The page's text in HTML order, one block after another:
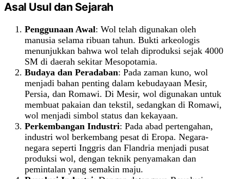
Asal Usul dan Sejarah
Penggunaan Awal: Wol telah digunakan oleh
manusia selama ribuan tahun. Bukti arkeologis
menunjukkan bahwa wol telah diproduksi sejak 4000
SM di daerah sekitar Mesopotamia.
Budaya dan Peradaban: Pada zaman kuno, wol
menjadi bahan penting dalam kebudayaan Mesir,
Persia, dan Romawi. Di Mesir, wol digunakan untuk
membuat pakaian dan tekstil, sedangkan di Romawi,
wol menjadi simbol status dan kekayaan.
Perkembangan Industri: Pada abad pertengahan,
industri wol berkembang pesat di Eropa. Negara-
negara seperti Inggris dan Flandria menjadi pusat
produksi wol, dengan teknik penyamakan dan
pemintalan yang semakin maju.